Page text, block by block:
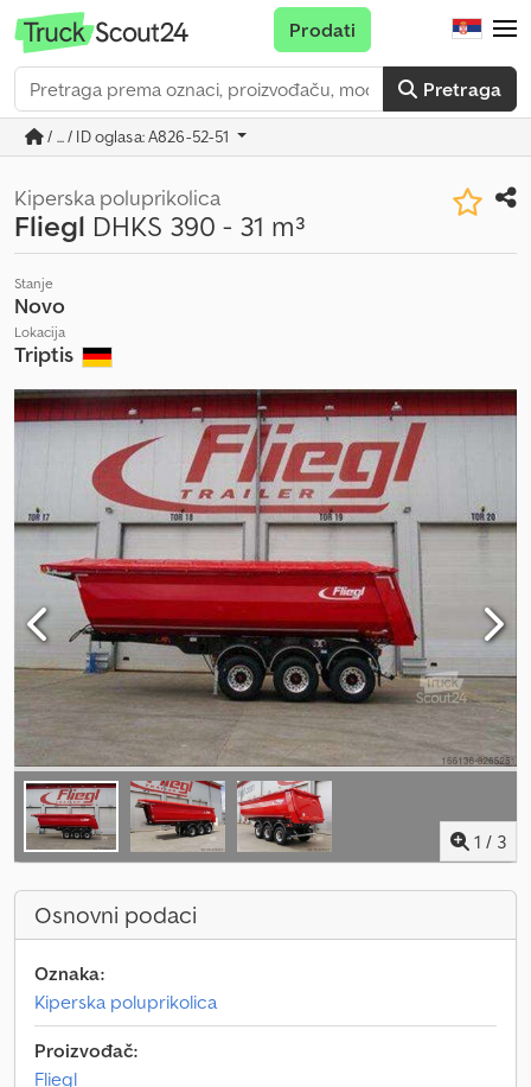
Pretraga
Prodati
/ ... / ID oglasa: A826-52-51
Kiperska poluprikolica
Fliegl DHKS 390 - 31 m³
Stanje
Novo
Lokacija
Triptis
1 / 3
Osnovni podaci
Oznaka:
Kiperska poluprikolica
Proizvođač:
Fliegl